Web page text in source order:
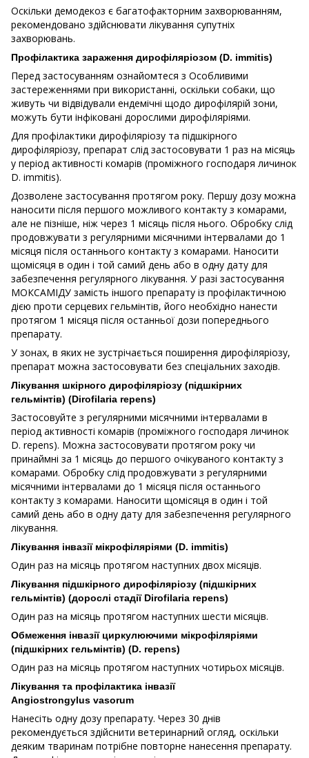
Оскільки демодекоз є багатофакторним захворюванням,
рекомендовано здійснювати лікування супутніх
захворювань.
Профілактика зараження дирофіляріозом (D. immitis)
Перед застосуванням ознайомтеся з Особливими
застереженнями при використанні, оскільки собаки, що
живуть чи відвідували ендемічні щодо дирофілярій зони,
можуть бути інфіковані дорослими дирофіляріями.
Для профілактики дирофіляріозу та підшкірного
дирофіляріозу, препарат слід застосовувати 1 раз на місяць
у період активності комарів (проміжного господаря личинок
D. immitis).
Дозволене застосування протягом року. Першу дозу можна
наносити після першого можливого контакту з комарами,
але не пізніше, ніж через 1 місяць після нього. Обробку слід
продовжувати з регулярними місячними інтервалами до 1
місяця після останнього контакту з комарами. Наносити
щомісяця в один і той самий день або в одну дату для
забезпечення регулярного лікування. У разі застосування
МОКСАМІДУ замість іншого препарату із профілактичною
дією проти серцевих гельмінтів, його необхідно нанести
протягом 1 місяця після останньої дози попереднього
препарату.
У зонах, в яких не зустрічається поширення дирофіляріозу,
препарат можна застосовувати без спеціальних заходів.
Лікування шкірного дирофіляріозу (підшкірних
гельмінтів) (Dirofilaria repens)
Застосовуйте з регулярними місячними інтервалами в
період активності комарів (проміжного господаря личинок
D. repens). Можна застосовувати протягом року чи
принаймні за 1 місяць до першого очікуваного контакту з
комарами. Обробку слід продовжувати з регулярними
місячними інтервалами до 1 місяця після останнього
контакту з комарами. Наносити щомісяця в один і той
самий день або в одну дату для забезпечення регулярного
лікування.
Лікування інвазії мікрофіляріями (D. immitis)
Один раз на місяць протягом наступних двох місяців.
Лікування підшкірного дирофіляріозу (підшкірних
гельмінтів) (дорослі стадії Dirofilaria repens)
Один раз на місяць протягом наступних шести місяців.
Обмеження інвазії циркулюючими мікрофіляріями
(підшкірних гельмінтів) (D. repens)
Один раз на місяць протягом наступних чотирьох місяців.
Лікування та профілактика інвазії
Angiostrongylus vasorum
Нанесіть одну дозу препарату. Через 30 днів
рекомендується здійснити ветеринарний огляд, оскільки
деяким тваринам потрібне повторне нанесення препарату.